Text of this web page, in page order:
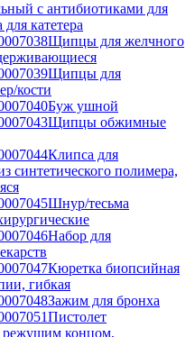
с антибиотиками для
для катетера
Щипцы для желчного
Щипцы для
кости
Буж ушной
Щипцы обжимные
Клипса для
синтетического полимера,
Шнур/тесьма
Набор для
Кюретка биопсийная
гибкая
Зажим для бронха
Пистолет
концом,